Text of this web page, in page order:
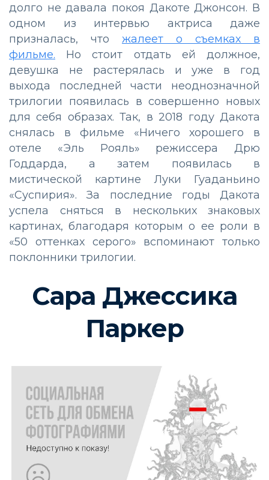
долго не давала покоя Дакоте Джонсон. В
одном из интервью актриса даже
призналась, что жалеет о съемках в
фильме. Но стоит отдать ей должное,
девушка не растерялась и уже в год
выхода последней части неоднозначной
трилогии появилась в совершенно новых
для себя образах. Так, в 2018 году Дакота
снялась в фильме «Ничего хорошего в
отеле «Эль Рояль» режиссера Дрю
Годдарда, а затем появилась в
мистической картине Луки Гуаданьино
«Суспирия». За последние годы Дакота
успела сняться в нескольких знаковых
картинах, благодаря которым о ее роли в
«50 оттенках серого» вспоминают только
поклонники трилогии.
Сара Джессика
Паркер